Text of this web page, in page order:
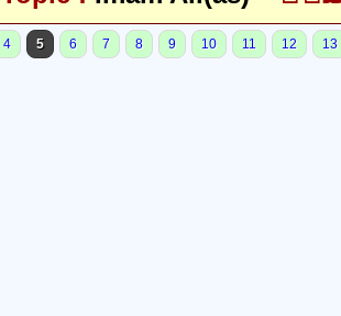
4 5 6 7 8 9 10 11 12 13